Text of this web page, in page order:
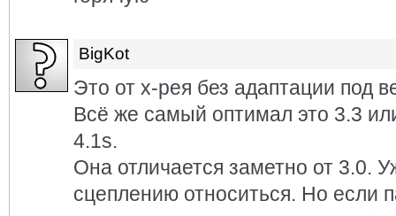
BigKot
Это от х-рея без адаптации под
Всё же самый оптимал это 3.3
4.1s.
Она отличается заметно от 3.0.
сцеплению относиться. Но если